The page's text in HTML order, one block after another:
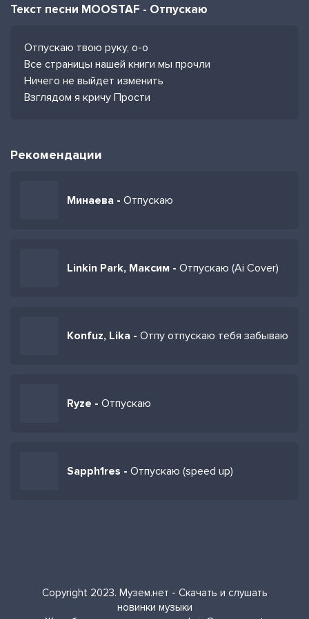
Текст песни MOOSTAF - Отпускаю
Отпускаю твою руку, о-о
Все страницы нашей книги мы прочли
Ничего не выйдет изменить
Взглядом я кричу Прости
Рекомендации
Минаева - Отпускаю
Linkin Park, Максим - Отпускаю (Ai Cover)
Konfuz, Lika - Отпу отпускаю тебя забываю
Ryze - Отпускаю
Sapph1res - Отпускаю (speed up)
Copyright 2023. Музем.нет - Скачать и слушать
новинки музыки